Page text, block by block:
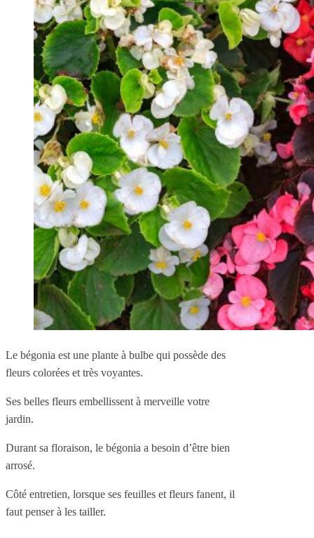
Le bégonia est une plante à bulbe qui possède des
fleurs colorées et très voyantes.
Ses belles fleurs embellissent à merveille votre
jardin.
Durant sa floraison, le bégonia a besoin d’être bien
arrosé.
Côté entretien, lorsque ses feuilles et fleurs fanent, il
faut penser à les tailler.